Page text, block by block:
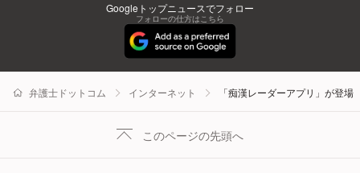
Googleトップニュースでフォロー
フォローの仕方はこちら
弁護士ドットコム インターネット 「痴漢レーダーアプリ」が登
このページの先頭へ